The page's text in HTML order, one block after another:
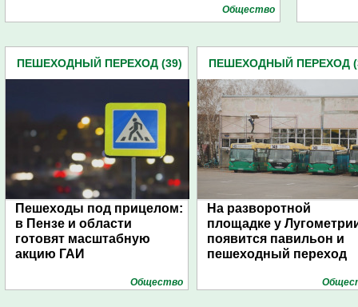
Общество
ПЕШЕХОДНЫЙ ПЕРЕХОД (39)
Пешеходы под прицелом:
в Пензе и области
готовят масштабную
акцию ГАИ
Общество
ПЕШЕХОДНЫЙ ПЕРЕХОД
На разворотной
площадке у
появится павильон и
пешеходный переход